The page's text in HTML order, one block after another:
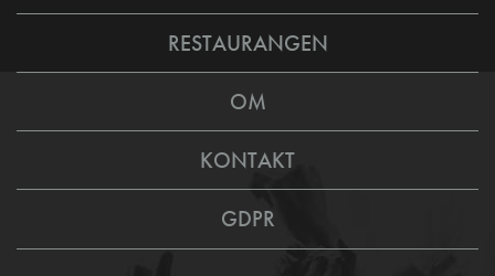
RESTAURANGEN
OM
KONTAKT
GDPR